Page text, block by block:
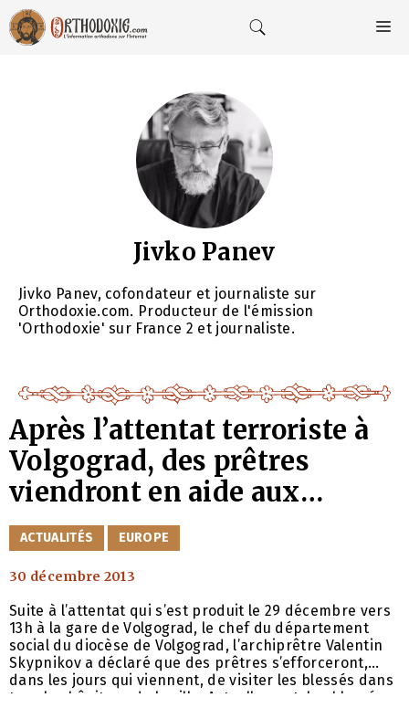
Aller
au
contenu
Jivko Panev
Jivko Panev, cofondateur et journaliste sur
Orthodoxie.com. Producteur de l'émission
'Orthodoxie' sur France 2 et journaliste.
Après l’attentat terroriste à
Volgograd, des prêtres
viendront en aide aux
blessés et aux familles des
défunts
CATÉGORIES
ACTUALITÉS EUROPE
30 décembre 2013
Suite à l’attentat qui s’est produit le 29 décembre vers
13h à la gare de Volgograd, le chef du département
social du diocèse de Volgograd, l’archiprêtre Valentin
Skypnikov a déclaré que des prêtres s’efforceront,
dans les jours qui viennent, de visiter les blessés dans
tous les hôpitaux de la ville. Actuellement, les blessés